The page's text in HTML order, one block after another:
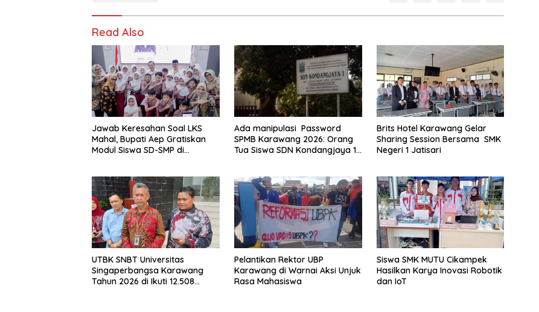
Read Also
Jawab Keresahan Soal LKS
Mahal, Bupati Aep Gratiskan
Modul Siswa SD-SMP di
Ada manipulasi Password
SPMB Karawang 2026: Orang
Tua Siswa SDN Kondangjaya 1
Brits Hotel Karawang Gelar
Sharing Session Bersama SMK
Negeri 1 Jatisari
UTBK SNBT Universitas
Singaperbangsa Karawang
Tahun 2026 di Ikuti 12.508
Pelantikan Rektor UBP
Karawang di Warnai Aksi Unjuk
Rasa Mahasiswa
Siswa SMK MUTU Cikampek
Hasilkan Karya Inovasi Robotik
dan IoT